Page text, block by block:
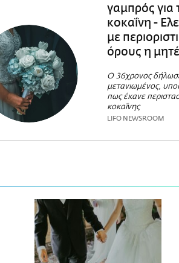
γαμπρός για
κοκαΐνη -
με
όρους η
Ο 36χρονος
μετανιωμένος,
πως έκανε
κοκαΐνης
LIFO NEWSROOM